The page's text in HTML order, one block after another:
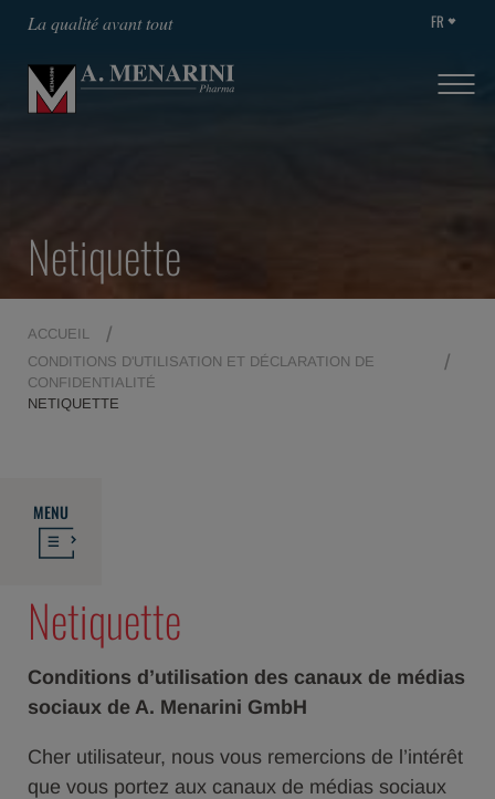
La qualité avant tout FR
Netiquette
ACCUEIL
CONDITIONS D'UTILISATION ET DÉCLARATION DE
CONFIDENTIALITÉ
NETIQUETTE
MENU
Netiquette
Conditions d’utilisation des canaux de médias
sociaux de A. Menarini GmbH
Cher utilisateur, nous vous remercions de l’intérêt
que vous portez aux canaux de médias sociaux